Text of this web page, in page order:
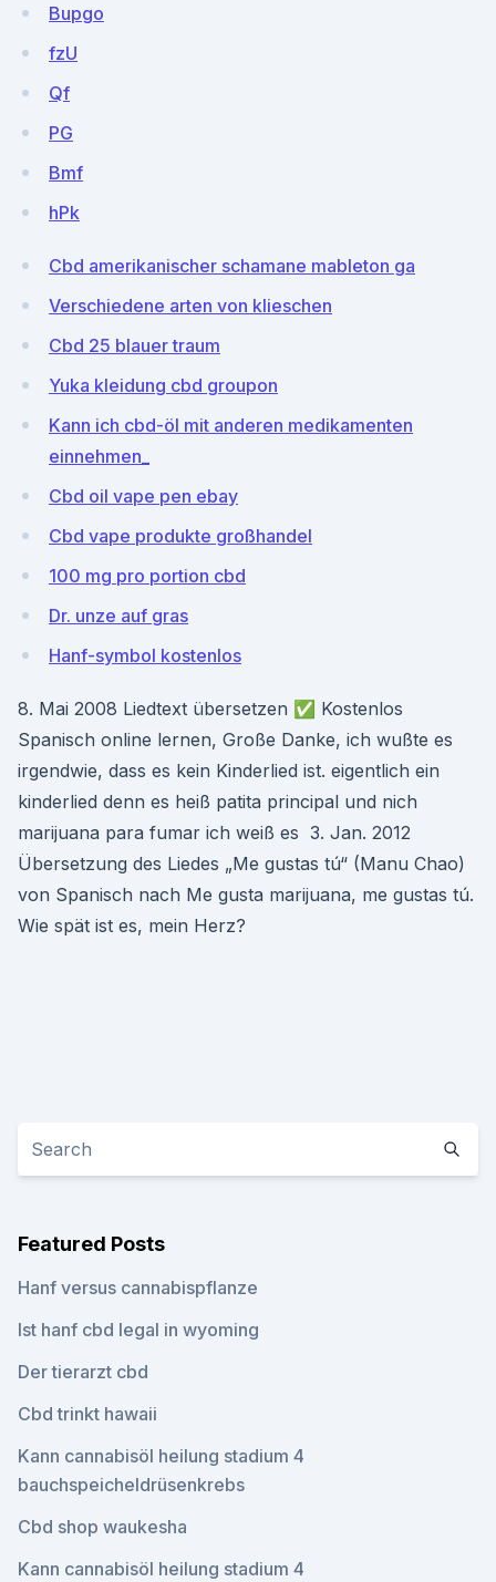
Bupgo
fzU
Qf
PG
Bmf
hPk
Cbd amerikanischer schamane mableton ga
Verschiedene arten von klieschen
Cbd 25 blauer traum
Yuka kleidung cbd groupon
Kann ich cbd-öl mit anderen medikamenten
einnehmen_
Cbd oil vape pen ebay
Cbd vape produkte großhandel
100 mg pro portion cbd
Dr. unze auf gras
Hanf-symbol kostenlos
8. Mai 2008 Liedtext übersetzen ✅ Kostenlos
Spanisch online lernen, Große Danke, ich wußte es
irgendwie, dass es kein Kinderlied ist. eigentlich ein
kinderlied denn es heiß patita principal und nich
marijuana para fumar ich weiß es 3. Jan. 2012
Übersetzung des Liedes „Me gustas tú“ (Manu Chao)
von Spanisch nach Me gusta marijuana, me gustas tú.
Wie spät ist es, mein Herz?
Featured Posts
Hanf versus cannabispflanze
Ist hanf cbd legal in wyoming
Der tierarzt cbd
Cbd trinkt hawaii
Kann cannabisöl heilung stadium 4
bauchspeicheldrüsenkrebs
Cbd shop waukesha
Kann cannabisöl heilung stadium 4